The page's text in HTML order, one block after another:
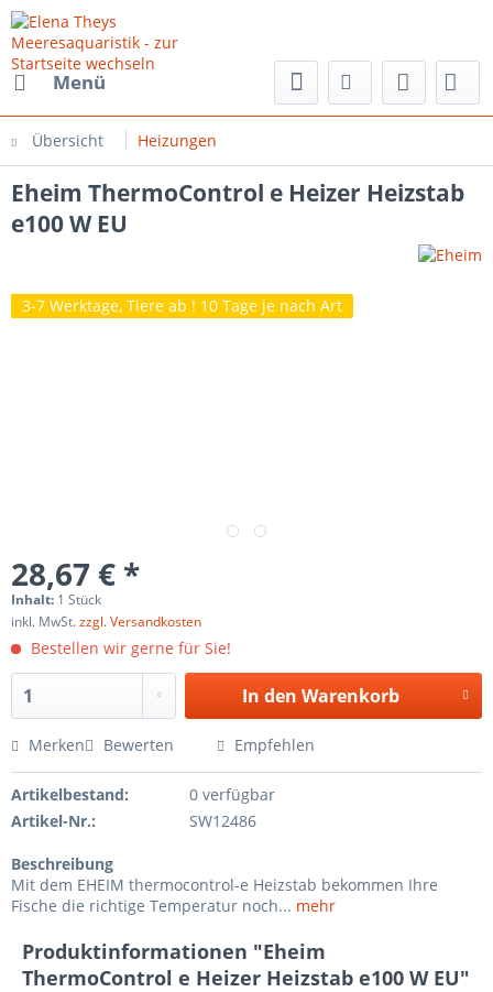
Menü
Übersicht Heizungen
Eheim ThermoControl e Heizer Heizstab
e100 W EU
3-7 Werktage, Tiere ab ! 10 Tage je nach Art
28,67 € *
Inhalt: 1 Stück
inkl. MwSt.zzgl. Versandkosten
Bestellen wir gerne für Sie!
In den Warenkorb
Merken Bewerten Empfehlen
Artikelbestand:
0 verfügbar
Artikel-Nr.:
SW12486
Beschreibung
Mit dem EHEIM thermocontrol-e Heizstab bekommen Ihre
Fische die richtige Temperatur noch... mehr
Produktinformationen "Eheim
ThermoControl e Heizer Heizstab e100 W EU"